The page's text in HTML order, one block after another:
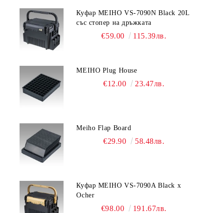
Куфар MEIHO VS-7090N Black 20L
със стопер на дръжката
€59.00 115.39лв.
MEIHO Plug House
€12.00 23.47лв.
Meiho Flap Board
€29.90 58.48лв.
Куфар MEIHO VS-7090A Black x
Ocher
€98.00 191.67лв.